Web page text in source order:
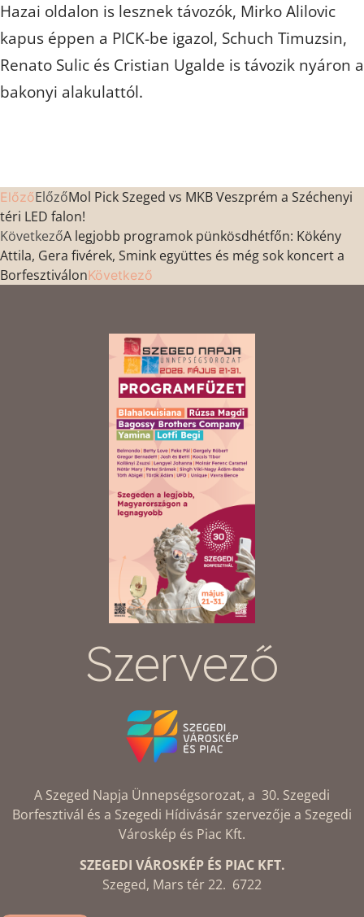
Hazai oldalon is lesznek távozók, Mirko Alilovic
kapus éppen a PICK-be igazol, Schuch Timuzsin,
Renato Sulic és Cristian Ugalde is távozik nyáron a
bakonyi alakulattól.
ElőzőElőzőMol Pick Szeged vs MKB Veszprém a Széchenyi
téri LED falon!
KövetkezőA legjobb programok pünkösdhétfőn: Kökény
Attila, Gera fivérek, Smink együttes és még sok koncert a
BorfesztiválonKövetkező
Szervező
A Szeged Napja Ünnepségsorozat, a 30. Szegedi
Borfesztivál és a Szegedi Hídivásár szervezője a Szegedi
Városkép és Piac Kft.
SZEGEDI VÁROSKÉP ÉS PIAC KFT.
Szeged, Mars tér 22. 6722